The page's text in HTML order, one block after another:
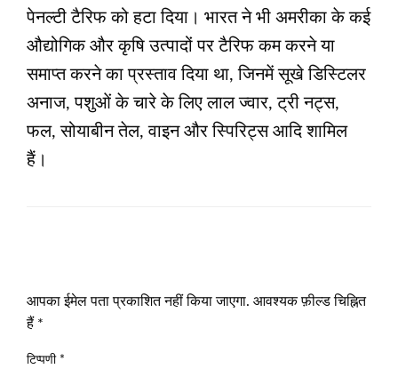
पेनल्टी टैरिफ को हटा दिया। भारत ने भी अमरीका के कई
औद्योगिक और कृषि उत्पादों पर टैरिफ कम करने या
समाप्‍त करने का प्रस्ताव दिया था, जिनमें सूखे डिस्टिलर
अनाज, पशुओं के चारे के लिए लाल ज्वार, ट्री नट्स,
फल, सोयाबीन तेल, वाइन और स्पिरिट्स आदि शामिल
हैं।
आपका ईमेल पता प्रकाशित नहीं किया जाएगा. आवश्यक फ़ील्ड चिह्नित
हैं *
टिप्पणी *